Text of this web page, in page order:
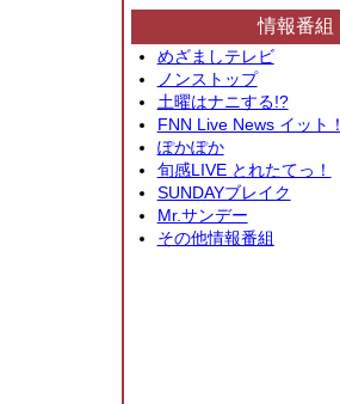
情報番組
めざましテレビ
ノンストップ
土曜はナニする!?
FNN Live News イット！
ぽかぽか
旬感LIVE とれたてっ！
SUNDAYブレイク
Mr.サンデー
その他情報番組